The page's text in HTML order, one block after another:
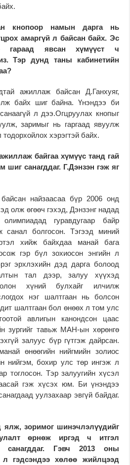
кнопоор намын дарга нь
амаргүй л байсан байх. Эс
гараад явсан хүмүүст ч
Тэр дунд таны кабинетийн
ажиллаж байсан Д.Ганхуяг,
байх шиг байна. Үнэндээ би
л дээ.Огцруулах кнопыг
заримыг нь гаргаад явуулж
тодорхойлох хэрэгтэй байх.
байгаа хүмүүс танд гай
санагддаг. Г.Дэнзэн гэж яг
найзаасаа бүр 2006 онд
олж өгөөч гэхэд, Дэнзэнг надад
гуравдугаар байр
санал болгосон. Тэгээд миний
хийж байхдаа манай бага
гэр бүл зохиосон энгийн л
эрхлэхийн дэд дарга болоод
тал дээр, залуу хүүхэд
хүний булхайг илчилж
нэг шалтгаан нь болсон
шалтгаан бол өнөөх л том улс
авлигын канондсон цаас
зургийг тавьж МАН-ын хөрөнгө
залуус бүр гүтгэж дайрсан.
өнөөгийн нийгмийн золиос
нийгэм, бохир улс төр ингэж л
тоглосон. Тэр залуугийн хүсэл
гэж хүсэх юм. Би үнэндээ
уулзахаар эвгүй байдаг.
ялж, зоримог шинэчлэлүүдийг
өрнөж иргэд ч итгэл
санагддаг. Гэвч 2013 оны
л гэдсэндээ хөлөө жийлцээд